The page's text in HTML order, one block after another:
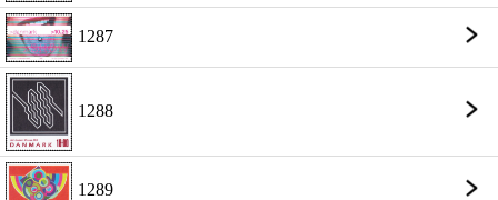
1287
1288
1289